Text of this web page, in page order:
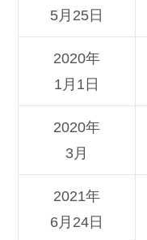
5月25日
2020年
1月1日
2020年
3月
2021年
6月24日